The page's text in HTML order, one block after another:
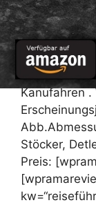
15. Juli 2012
Ein
Kanufahren
Stöcker,
Preis: